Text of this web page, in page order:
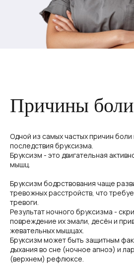
Причины боли
Одной из самых частых причин боли
последствия бруксизма.
Бруксизм - это двигательная
мышц.
Бруксизм бодрствования чаще
тревожных расстройств, что
тревоги.
Результат ночного бруксизма -
повреждение их эмали, десён и
жевательных мышцах.
Бруксизм может быть защитным
дыхания во сне (ночное апноэ) и
(верхнем) рефлюксе.